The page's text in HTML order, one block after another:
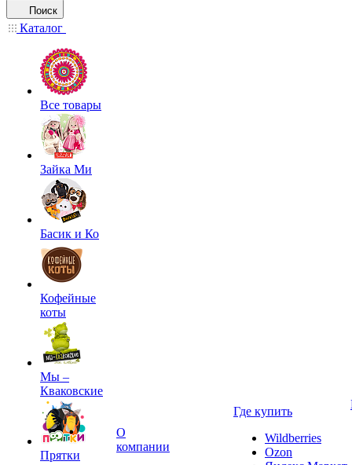
Поиск
Каталог
Все товары
Зайка Ми
Басик и Ко
Кофейные
коты
Мы –
Кваковские
Прятки
О
компании
Где купить
Wildberries
Ozon